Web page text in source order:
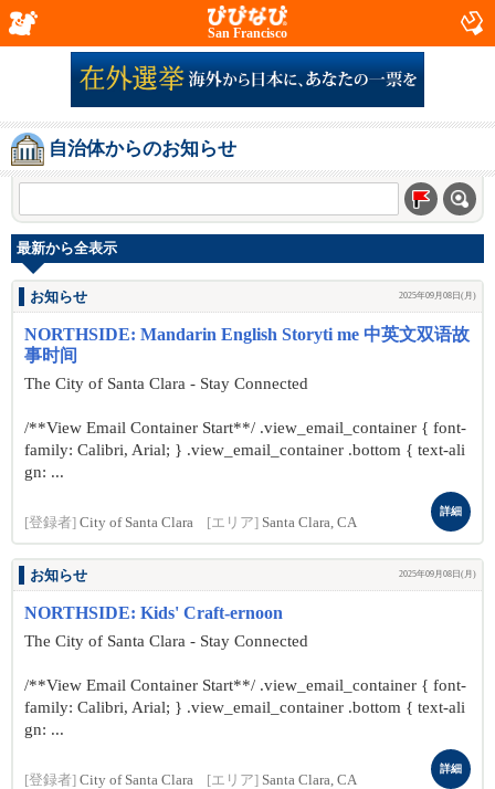
San Francisco
自治体からのお知らせ
最新から全表示
お知らせ 2025年09月08日(月)
NORTHSIDE: Mandarin English Storyti me 中英文双语故
事时间
The City of Santa Clara - Stay Connected
/**View Email Container Start**/ .view_email_container { font-
family: Calibri, Arial; } .view_email_container .bottom { text-ali
gn: ...
[登録者] City of Santa Clara [エリア] Santa Clara, CA
詳細
お知らせ 2025年09月08日(月)
NORTHSIDE: Kids' Craft-ernoon
The City of Santa Clara - Stay Connected
/**View Email Container Start**/ .view_email_container { font-
family: Calibri, Arial; } .view_email_container .bottom { text-ali
gn: ...
[登録者] City of Santa Clara [エリア] Santa Clara, CA
詳細